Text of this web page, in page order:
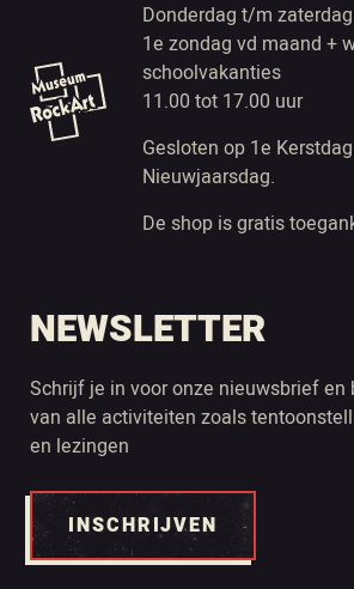
Donderdag t/m zaterdag
1e zondag vd maand +
schoolvakanties
11.00 tot 17.00 uur
Gesloten op 1e
Nieuwjaarsdag.
De shop is gratis
NEWSLETTER
Schrijf je in voor onze nieuwsbrief
van alle activiteiten zoals
en lezingen
INSCHRIJVEN